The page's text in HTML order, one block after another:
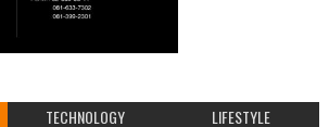
TECHNOLOGY LIFESTYLE